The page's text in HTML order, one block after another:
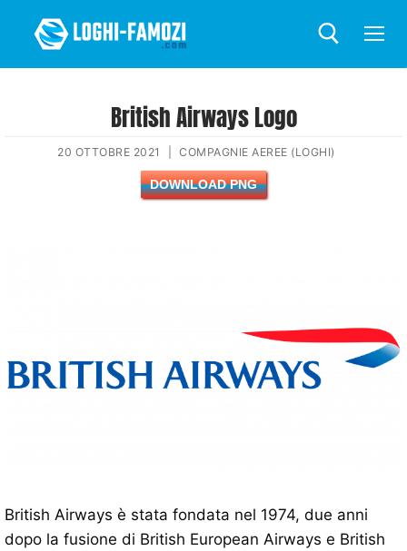
British Airways Logo
20 OTTOBRE 2021 COMPAGNIE AEREE (LOGHI)
DOWNLOAD PNG
British Airways è stata fondata nel 1974, due anni
dopo la fusione di British European Airways e British